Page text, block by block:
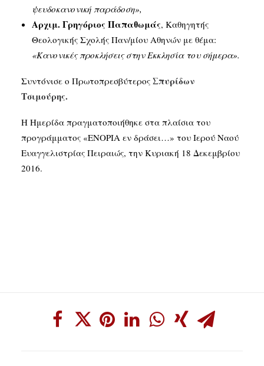
ψευδοκανονική παράδοση»,
Αρχιμ. Γρηγόριος Παπαθωμάς, Καθηγητής
Θεολογικής Σχολής Παν/μίου Αθηνών με θέμα:
«Κανονικές προκλήσεις στην Εκκλησία του σήμερα».
Συντόνισε ο Πρωτοπρεσβύτερος Σπυρίδων
Τσιμούρης.
Η Ημερίδα πραγματοποιήθηκε στα πλαίσια του
προγράμματος «ΕΝΟΡΙΑ εν δράσει…» του Ιερού Ναού
Ευαγγελιστρίας Πειραιώς, την Κυριακή 18 Δεκεμβρίου
2016.